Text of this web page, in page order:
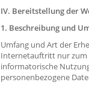
IV. Bereitstellung der
1. Beschreibung und
Umfang und Art der
Internetauftritt nur zum
informatorische
personenbezogene